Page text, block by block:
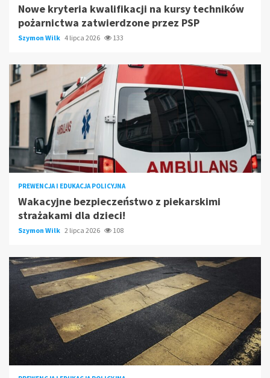
Nowe kryteria kwalifikacji na kursy techników
pożarnictwa zatwierdzone przez PSP
Szymon Wilk 4 lipca 2026 133
PREWENCJA I EDUKACJA POLICYJNA
Wakacyjne bezpieczeństwo z piekarskimi
strażakami dla dzieci!
Szymon Wilk 2 lipca 2026 108